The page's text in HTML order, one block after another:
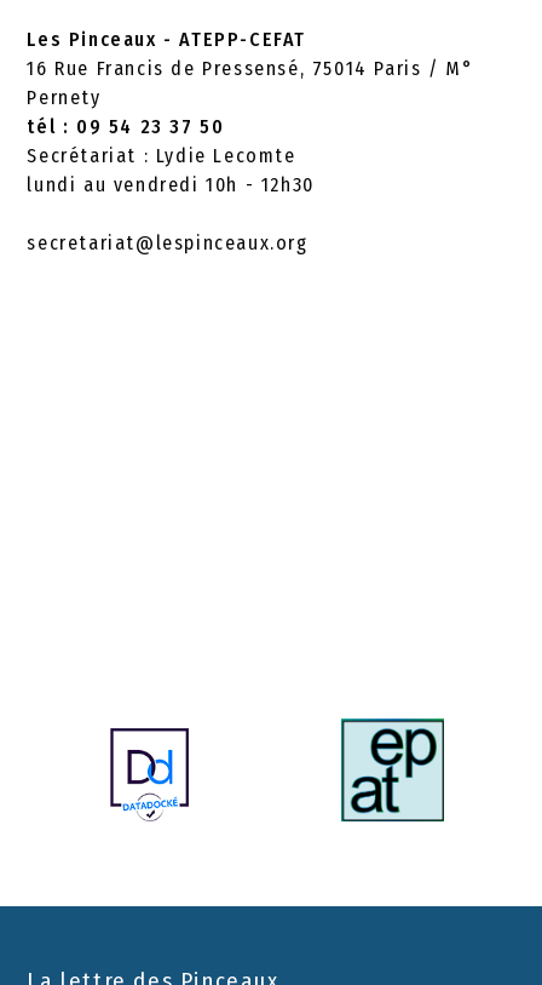
Les Pinceaux - ATEPP-CEFAT
16 Rue Francis de Pressensé, 75014 Paris / M°
Pernety
tél : 09 54 23 37 50
Secrétariat : Lydie Lecomte
lundi au vendredi 10h - 12h30
secretariat@lespinceaux.org